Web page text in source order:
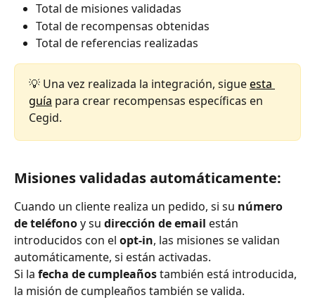
Total de misiones validadas
Total de recompensas obtenidas
Total de referencias realizadas
💡 Una vez realizada la integración, sigue esta
guía para crear recompensas específicas en
Cegid.
Misiones validadas automáticamente:
Cuando un cliente realiza un pedido, si su número
de teléfono y su dirección de email están
introducidos con el opt-in, las misiones se validan
automáticamente, si están activadas.
Si la fecha de cumpleaños también está introducida,
la misión de cumpleaños también se valida.